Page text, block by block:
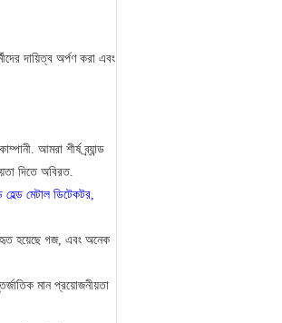
দায়িত্ব অর্পণ করা এবং
আমরা শীর্ষ ব্র্যান্ড
দিতে অবিরত.
হেল্ড মেটাল ডিটেকটর,
হয়েছে গজ, এবং অনেক
মান প্রয়োজনীয়তা